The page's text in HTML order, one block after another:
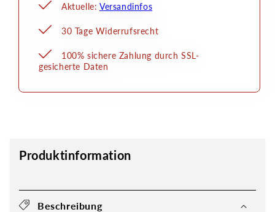
Aktuelle: Versandinfos
30 Tage Widerrufsrecht
100% sichere Zahlung durch SSL-
gesicherte Daten
Produktinformation
Beschreibung